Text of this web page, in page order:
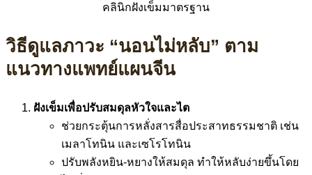
วิธีดูแลภาวะ “นอนไม่หลับ” ตาม
แนวทางแพทย์แผนจีน
ฝังเข็มเพื่อปรับสมดุลหัวใจและไต
ช่วยกระตุ้นการหลั่งสารสื่อประสาทธรรมชาติ เช่น
เมลาโทนิน และเซโรโทนิน
ปรับพลังหยิน-หยางให้สมดุล ทำให้หลับง่ายขึ้นโดย